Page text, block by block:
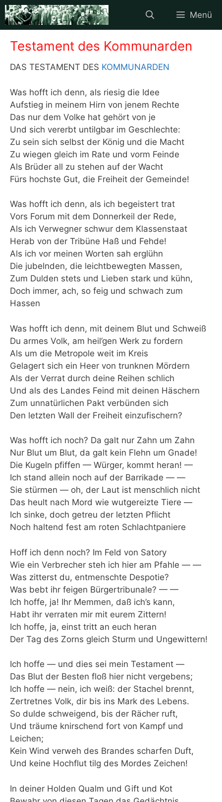
Zum
Inhalt
springen
Menü
Testament des Kommunarden
DAS TESTAMENT DES KOMMUNARDEN
Was hofft ich denn, als riesig die Idee
Aufstieg in meinem Hirn von jenem Rechte
Das nur dem Volke hat gehört von je
Und sich vererbt untilgbar im Geschlechte:
Zu sein sich selbst der König und die Macht
Zu wiegen gleich im Rate und vorm Feinde
Als Brüder all zu stehen auf der Wacht
Fürs hochste Gut, die Freiheit der Gemeinde!
Was hofft ich denn, als ich begeistert trat
Vors Forum mit dem Donnerkeil der Rede,
Als ich Verwegner schwur dem Klassenstaat
Herab von der Tribüne Haß und Fehde!
Als ich vor meinen Worten sah erglühn
Die jubelnden, die leichtbewegten Massen,
Zum Dulden stets und Lieben stark und kühn,
Doch immer, ach, so feig und schwach zum
Hassen
Was hofft ich denn, mit deinem Blut und Schweiß
Du armes Volk, am heil’gen Werk zu fordern
Als um die Metropole weit im Kreis
Gelagert sich ein Heer von trunknen Mördern
Als der Verrat durch deine Reihen schlich
Und als des Landes Feind mit deinen Häschern
Zum unnatürlichen Pakt verbünden sich
Den letzten Wall der Freiheit einzufischern?
Was hofft ich noch? Da galt nur Zahn um Zahn
Nur Blut um Blut, da galt kein Flehn um Gnade!
Die Kugeln pfiffen — Würger, kommt heran! —
Ich stand allein noch auf der Barrikade — —
Sie stürmen — oh, der Laut ist menschlich nicht
Das heult nach Mord wie wutgereizte Tiere —
Ich sinke, doch getreu der letzten Pflicht
Noch haltend fest am roten Schlachtpaniere
Hoff ich denn noch? Im Feld von Satory
Wie ein Verbrecher steh ich hier am Pfahle — —
Was zitterst du, entmenschte Despotie?
Was bebt ihr feigen Bürgertribunale? — —
Ich hoffe, ja! Ihr Memmen, daß ich’s kann,
Habt ihr verraten mir mit eurem Zittern!
Ich hoffe, ja, einst tritt an euch heran
Der Tag des Zorns gleich Sturm und Ungewittern!
Ich hoffe — und dies sei mein Testament —
Das Blut der Besten floß hier nicht vergebens;
Ich hoffe — nein, ich weiß: der Stachel brennt,
Zertretnes Volk, dir bis ins Mark des Lebens.
So dulde schweigend, bis der Rächer ruft,
Und träume knirschend fort von Kampf und
Leichen;
Kein Wind verweh des Brandes scharfen Duft,
Und keine Hochflut tilg des Mordes Zeichen!
In deiner Holden Qualm und Gift und Kot